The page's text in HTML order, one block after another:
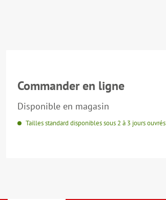
Commander en ligne
Disponible en magasin
Tailles standard disponibles sous 2 à 3 jours ouvrés